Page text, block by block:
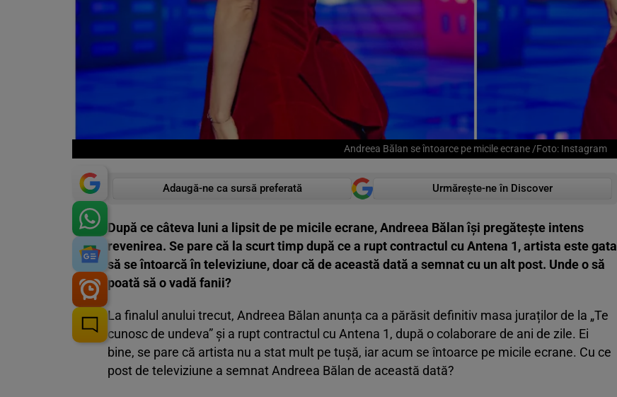
Andreea Bălan se întoarce pe micile ecrane /Foto: Instagram
Adaugă-ne ca sursă preferată Urmărește-ne în Discover
După ce câteva luni a lipsit de pe micile ecrane, Andreea Bălan își pregătește intens
revenirea. Se pare că la scurt timp după ce a rupt contractul cu Antena 1, artista este gata
să se întoarcă în televiziune, doar că de această dată a semnat cu un alt post. Unde o să
poată să o vadă fanii?
La finalul anului trecut, Andreea Bălan anunța ca a părăsit definitiv masa juraților de la „Te
cunosc de undeva” și a rupt contractul cu Antena 1, după o colaborare de ani de zile. Ei
bine, se pare că artista nu a stat mult pe tușă, iar acum se întoarce pe micile ecrane. Cu ce
post de televiziune a semnat Andreea Bălan de această dată?